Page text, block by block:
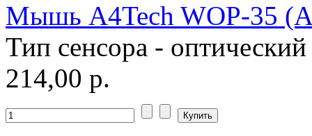
Мышь A4Tech WOP-35
Тип сенсора - оптический
214,00 р.